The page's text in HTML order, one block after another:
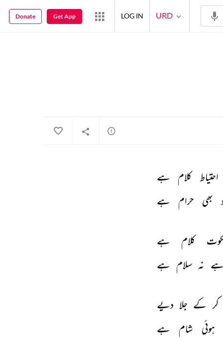
احتیاط کلام ہے
بھی حرام ہے
کلام
ہے
ہے نہ سلام ہے
کر کے جلا دیے
ہوئی شام ہے
URD
LOG IN
Get App
Donate